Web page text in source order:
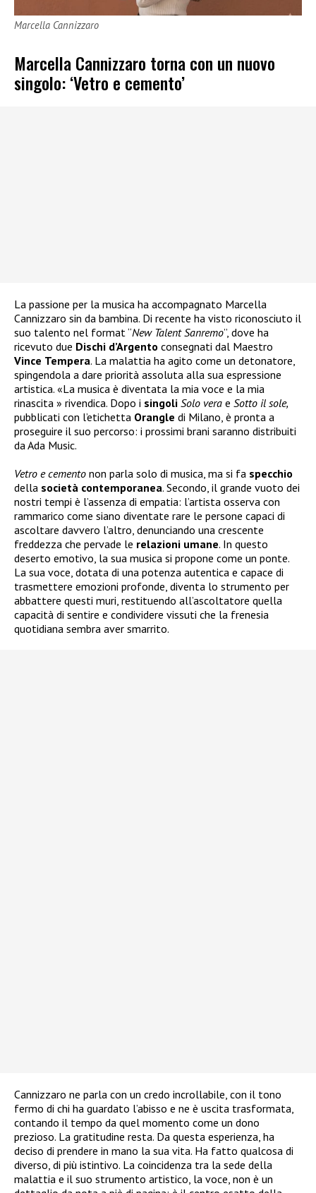
Marcella Cannizzaro
Marcella Cannizzaro torna con un nuovo
singolo: ‘Vetro e cemento’
La passione per la musica ha accompagnato Marcella
Cannizzaro sin da bambina. Di recente ha visto riconosciuto il
suo talento nel format “New Talent Sanremo”, dove ha
ricevuto due Dischi d’Argento consegnati dal Maestro
Vince Tempera. La malattia ha agito come un detonatore,
spingendola a dare priorità assoluta alla sua espressione
artistica. «La musica è diventata la mia voce e la mia
rinascita » rivendica. Dopo i singoli Solo vera e Sotto il sole,
pubblicati con l’etichetta Orangle di Milano, è pronta a
proseguire il suo percorso: i prossimi brani saranno distribuiti
da Ada Music.
Vetro e cemento non parla solo di musica, ma si fa specchio
della società contemporanea. Secondo, il grande vuoto dei
nostri tempi è l’assenza di empatia: l’artista osserva con
rammarico come siano diventate rare le persone capaci di
ascoltare davvero l’altro, denunciando una crescente
freddezza che pervade le relazioni umane. In questo
deserto emotivo, la sua musica si propone come un ponte.
La sua voce, dotata di una potenza autentica e capace di
trasmettere emozioni profonde, diventa lo strumento per
abbattere questi muri, restituendo all’ascoltatore quella
capacità di sentire e condividere vissuti che la frenesia
quotidiana sembra aver smarrito.
Cannizzaro ne parla con un credo incrollabile, con il tono
fermo di chi ha guardato l’abisso e ne è uscita trasformata,
contando il tempo da quel momento come un dono
prezioso. La gratitudine resta. Da questa esperienza, ha
deciso di prendere in mano la sua vita. Ha fatto qualcosa di
diverso, di più istintivo. La coincidenza tra la sede della
malattia e il suo strumento artistico, la voce, non è un